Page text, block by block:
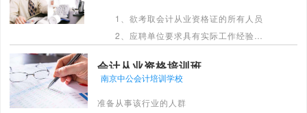
1、欲考取会计从业资格证的所有人员
2、应聘单位要求具有实际工作经验而
来想要从事会计工作的人员 4、会简
单记账，但不会报表报税的人员 5、
会计类专业毕业生或高年级在校学生
会计从业资格培训班
南京中公会计培训学校
准备从事该行业的人群